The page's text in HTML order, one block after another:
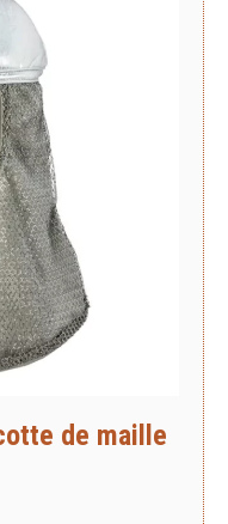
de maille